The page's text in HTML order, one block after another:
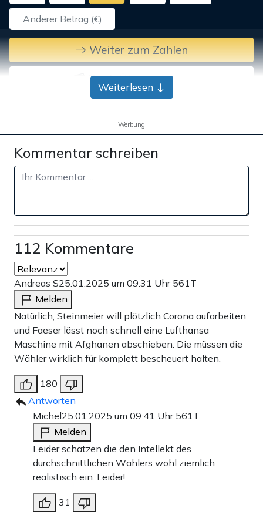
Weiter zum Zahlen
Bank-Überweisung
Weiterlesen
Werbung
Kommentar schreiben
112 Kommentare
Andreas S25.01.2025 um 09:31 Uhr 561T
Melden
Natürlich, Steinmeier will plötzlich Corona aufarbeiten
und Faeser lässt noch schnell eine Lufthansa
Maschine mit Afghanen abschieben. Die müssen die
Wähler wirklich für komplett bescheuert halten.
180
Antworten
Michel25.01.2025 um 09:41 Uhr 561T
Melden
Leider schätzen die den Intellekt des
durchschnittlichen Wählers wohl ziemlich
realistisch ein. Leider!
31